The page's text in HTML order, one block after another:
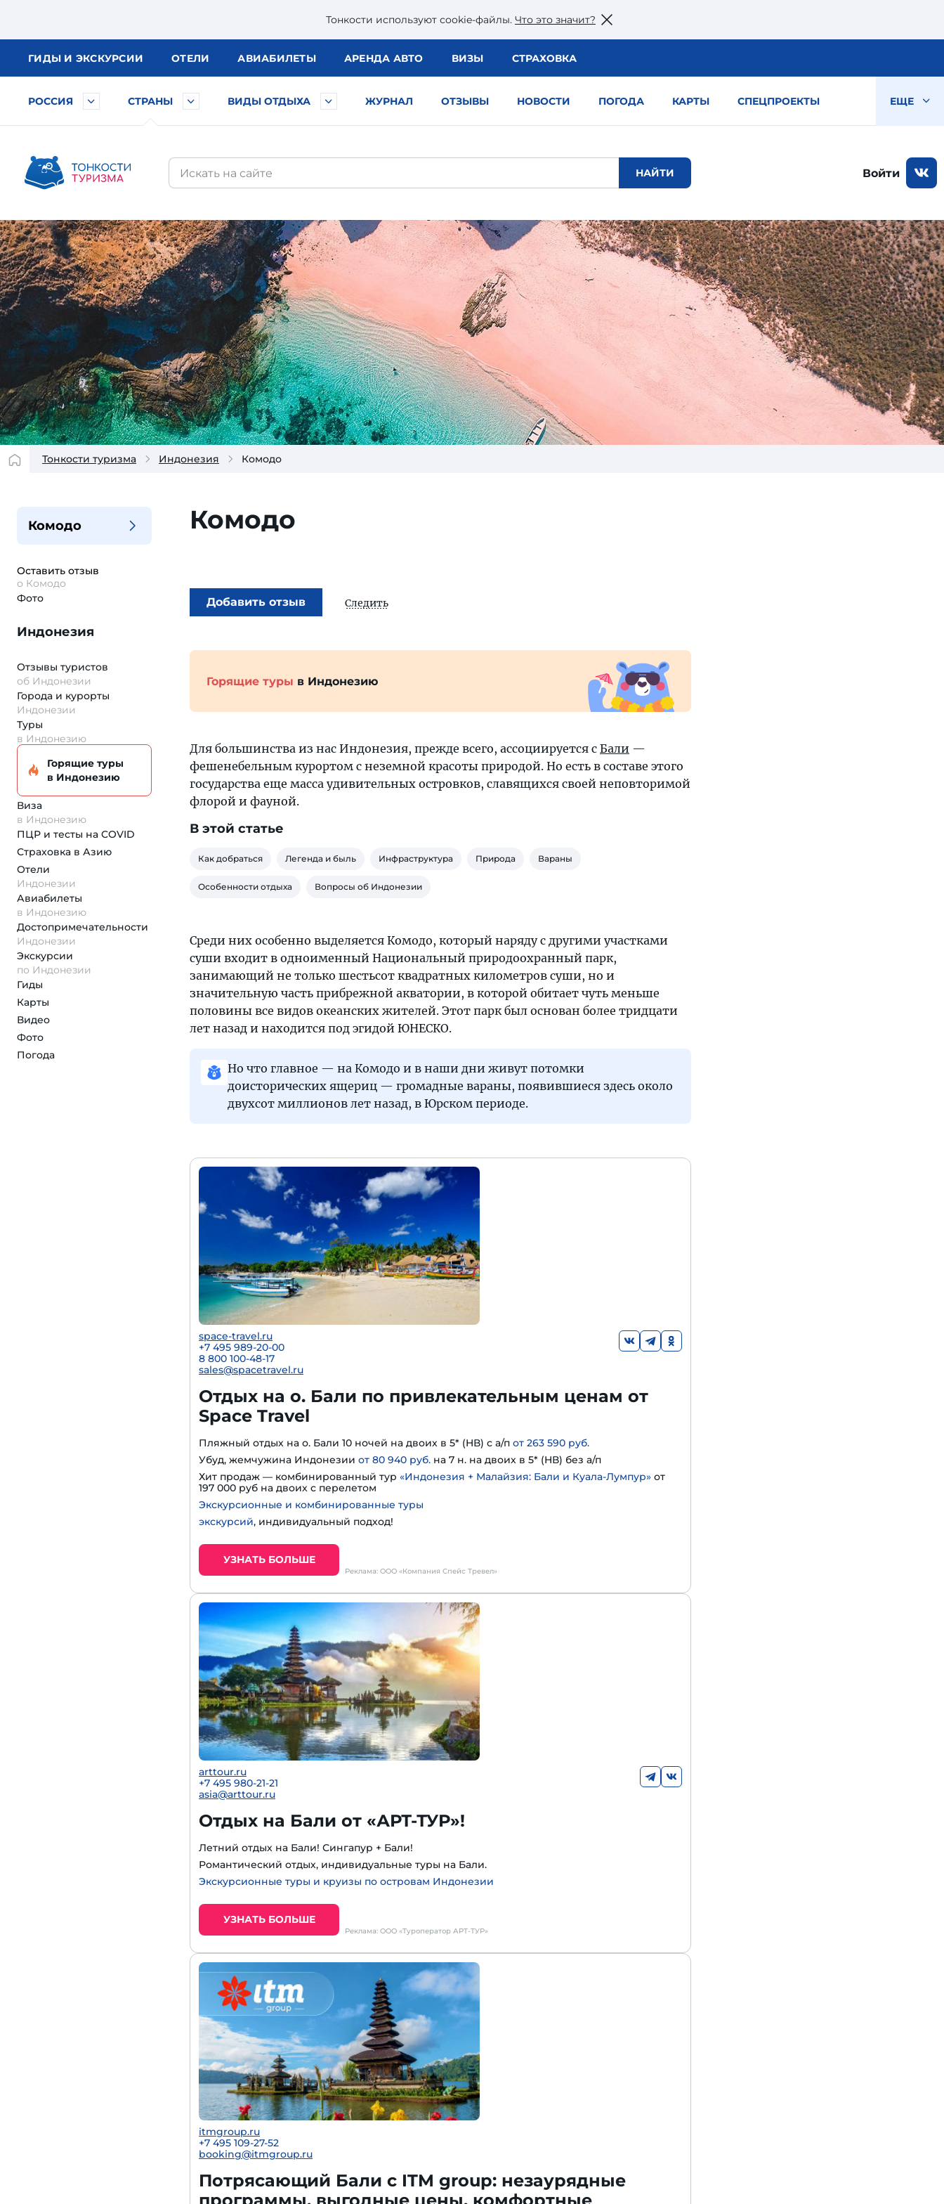
Тонкости используют сookie-файлы. Что это значит?
ГИДЫ И ЭКСКУРСИИ ОТЕЛИ АВИАБИЛЕТЫ АРЕНДА АВТО ВИЗЫ СТРАХОВКА
РОССИЯ СТРАНЫ ВИДЫ ОТДЫХА ЖУРНАЛ ОТЗЫВЫ НОВОСТИ ПОГОДА КАРТЫ СПЕЦПРОЕКТЫ ЕЩЕ
Войти
Тонкости туризма Индонезия Комодо
Комодо
Оставить отзыв
о Комодо
Фото
Индонезия
Отзывы туристов
об Индонезии
Города и курорты
Индонезии
Туры
в Индонезию
Горящие туры
в Индонезию
Виза
в Индонезию
ПЦР и тесты на COVID
Страховка в Азию
Отели
Индонезии
Авиабилеты
в Индонезию
Достопримеча­тельности
Индонезии
Экскурсии
по Индонезии
Гиды
Карты
Видео
Фото
Погода
Комодо
Добавить отзыв Следить
Горящие туры в Индонезию
Для большинства из нас Индонезия, прежде всего, ассоциируется с Бали —
фешенебельным курортом с неземной красоты природой. Но есть в составе этого
государства еще масса удивительных островков, славящихся своей неповторимой
флорой и фауной.
В этой статье
Как добраться Легенда и быль Инфраструктура Природа Вараны
Особенности отдыха Вопросы об Индонезии
Среди них особенно выделяется Комодо, который наряду с другими участками
суши входит в одноименный Национальный природоохранный парк,
занимающий не только шестьсот квадратных километров суши, но и
значительную часть прибрежной акватории, в которой обитает чуть меньше
половины все видов океанских жителей. Этот парк был основан более тридцати
лет назад и находится под эгидой ЮНЕСКО.
Но что главное — на Комодо и в наши дни живут потомки
доисторических ящериц — громадные вараны, появившиеся здесь около
двухсот миллионов лет назад, в Юрском периоде.
space-travel.ru
+7 495 989-20-00
8 800 100-48-17
sales@spacetravel.ru
Отдых на о. Бали по привлекательным ценам от
Space Travel
Пляжный отдых на о. Бали 10 ночей на двоих в 5* (HВ) с а/п от 263 590 руб.
Убуд, жемчужина Индонезии от 80 940 руб. на 7 н. на двоих в 5* (HВ) без а/п
Хит продаж — комбинированный тур «Индонезия + Малайзия: Бали и Куала-Лумпур» от
197 000 руб на двоих с перелетом
Экскурсионные и комбинированные туры
экскурсий, индивидуальный подход!
УЗНАТЬ БОЛЬШЕ
Реклама: ООО «Компания Спейс Тревел»
arttour.ru
+7 495 980-21-21
asia@arttour.ru
Отдых на Бали от «АРТ-ТУР»!
Летний отдых на Бали! Сингапур + Бали!
Романтический отдых, индивидуальные туры на Бали.
Экскурсионные туры и круизы по островам Индонезии
УЗНАТЬ БОЛЬШЕ
Реклама: ООО «Туроператор АРТ-ТУР»
itmgroup.ru
+7 495 109-27-52
booking@itmgroup.ru
Потрясающий Бали с ITM group: незаурядные